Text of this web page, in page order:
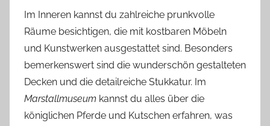
Im Inneren kannst du zahlreiche prunkvolle
Räume besichtigen, die mit kostbaren Möbeln
und Kunstwerken ausgestattet sind. Besonders
bemerkenswert sind die wunderschön gestalteten
Decken und die detailreiche Stukkatur. Im
Marstallmuseum kannst du alles über die
königlichen Pferde und Kutschen erfahren, was